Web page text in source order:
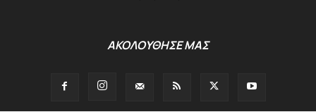
ΑΚΟΛΟΥΘΗΣΕ ΜΑΣ